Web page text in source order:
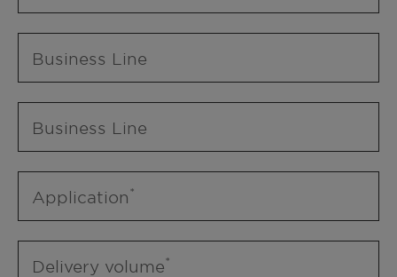
Business Line
Business Line
Application
Delivery volume